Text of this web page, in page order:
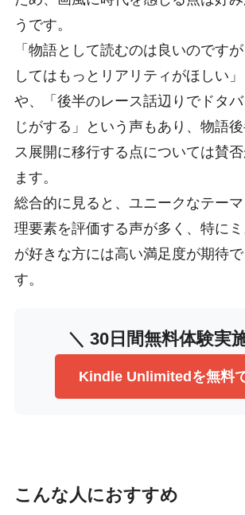
うです。
「物語として読むのは良いのです
してはもっとリアリティがほしい
や、「後半のレース話辺りでドタ
じがする」という声もあり、物語
ス展開に移行する点については賛
ます。
総合的に見ると、ユニークなテー
理要素を評価する声が多く、特に
が好きな方には高い満足度が期待
す。
＼ 30日間無料体験実
Kindle Unlimitedを無料
こんな人におすすめ